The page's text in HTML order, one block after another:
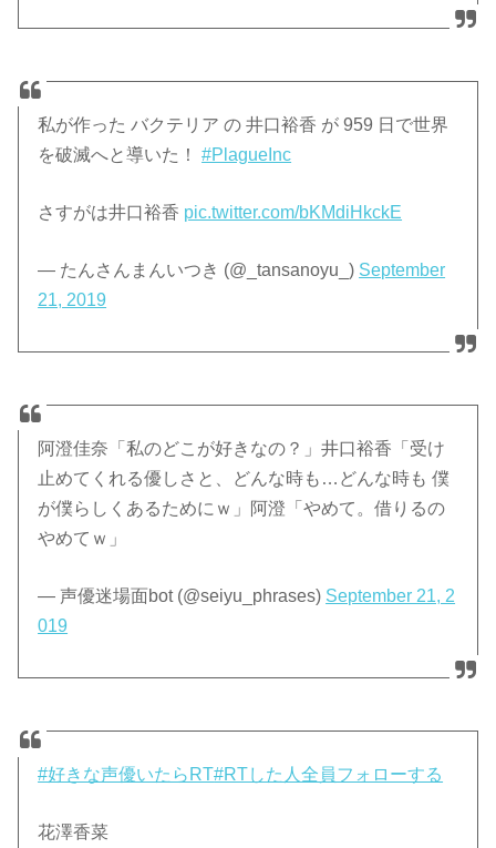
私が作った バクテリア の 井口裕香 が 959 日で世界
を破滅へと導いた！#PlagueInc
さすがは井口裕香 pic.twitter.com/bKMdiHkckE
— たんさんまんいつき (@_tansanoyu_) September
21, 2019
阿澄佳奈「私のどこが好きなの？」井口裕香「受け
止めてくれる優しさと、どんな時も…どんな時も 僕
が僕らしくあるためにｗ」阿澄「やめて。借りるの
やめてｗ」
— 声優迷場面bot (@seiyu_phrases) September 21, 2
019
#好きな声優いたらRT#RTした人全員フォローする
花澤香菜